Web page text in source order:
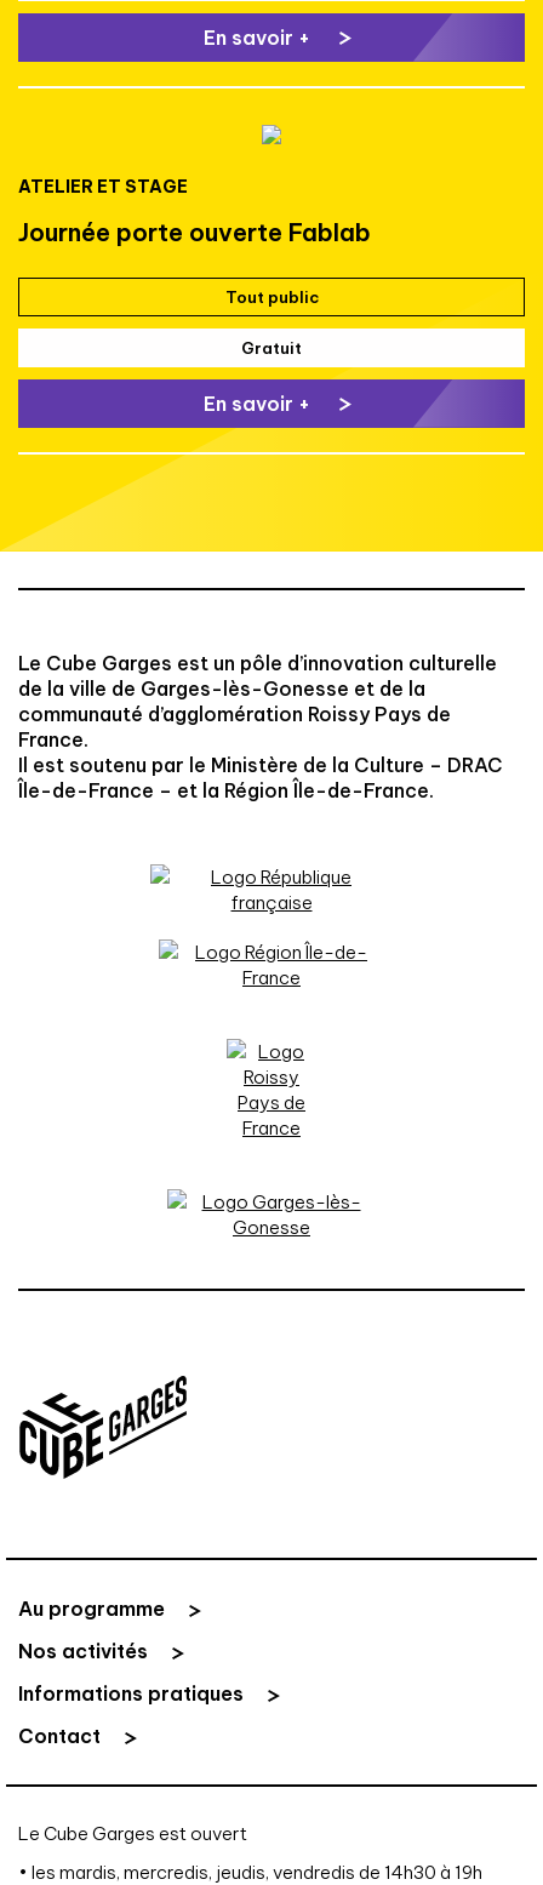
En savoir +
ATELIER ET STAGE
Journée porte ouverte Fablab
Tout public
Gratuit
En savoir +
Le Cube Garges est un pôle d’innovation culturelle
de la ville de Garges-lès-Gonesse et de la
communauté d’agglomération Roissy Pays de
France.
Il est soutenu par le Ministère de la Culture – DRAC
Île-de-France – et la Région Île-de-France.
Au programme
Nos activités
Informations pratiques
Contact
Le Cube Garges est ouvert
• les mardis, mercredis, jeudis, vendredis de 14h30 à 19h